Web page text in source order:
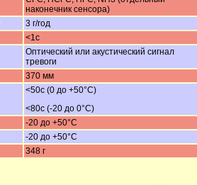
наконечник сенсора)
3 г/год
<1с
Оптический или акустический сигнал
тревоги
370 мм
<50с (0 до +50°С)
<80c (-20 до 0°С)
-20 до +50°С
-20 до +50°С
348 г